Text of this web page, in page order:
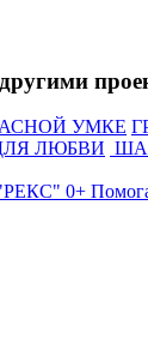
УМКЕ
ЛЮБВИ
0+